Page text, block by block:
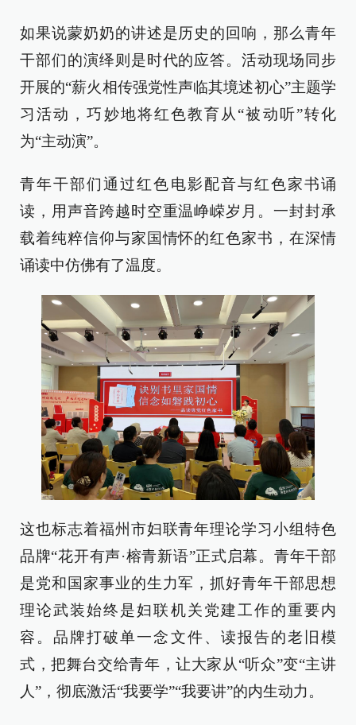
如果说蒙奶奶的讲述是历史的回响，那么青年
干部们的演绎则是时代的应答。活动现场同步
开展的“薪火相传强党性声临其境述初心”主题学
习活动，巧妙地将红色教育从“被动听”转化
为“主动演”。
青年干部们通过红色电影配音与红色家书诵
读，用声音跨越时空重温峥嵘岁月。一封封承
载着纯粹信仰与家国情怀的红色家书，在深情
诵读中仿佛有了温度。
这也标志着福州市妇联青年理论学习小组特色
品牌“花开有声·榕青新语”正式启幕。青年干部
是党和国家事业的生力军，抓好青年干部思想
理论武装始终是妇联机关党建工作的重要内
容。品牌打破单一念文件、读报告的老旧模
式，把舞台交给青年，让大家从“听众”变“主讲
人”，彻底激活“我要学”“我要讲”的内生动力。